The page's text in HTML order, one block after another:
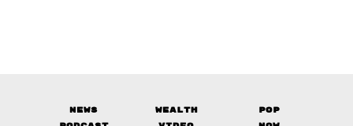
News Wealth
Pop